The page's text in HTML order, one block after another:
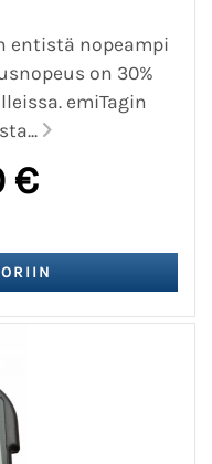
entistä nopeampi
on 30%
emiTagin
€